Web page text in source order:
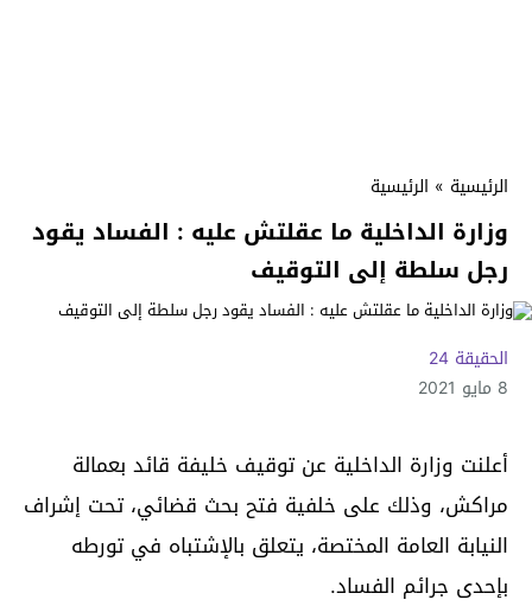
الرئيسية » الرئيسية
وزارة الداخلية ما عقلتش عليه : الفساد يقود
رجل سلطة إلى التوقيف
الحقيقة 24
8 مايو 2021
أعلنت وزارة الداخلية عن توقيف خليفة قائد بعمالة
مراكش، وذلك على خلفية فتح بحث قضائي، تحت إشراف
النيابة العامة المختصة، يتعلق بالإشتباه في تورطه
بإحدى جرائم الفساد.